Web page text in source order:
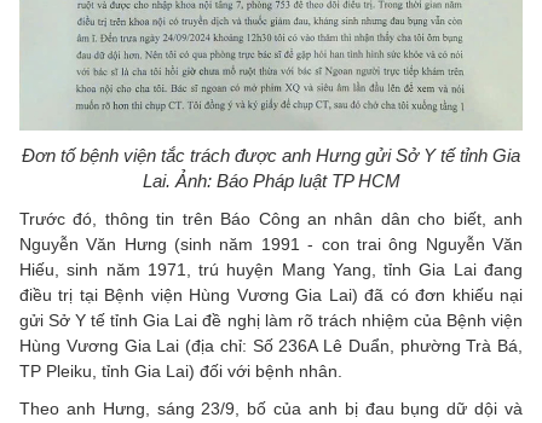
Đơn tố bệnh viện tắc trách được anh Hưng gửi Sở Y tế tỉnh Gia
Lai. Ảnh: Báo Pháp luật TP HCM
Trước đó, thông tin trên Báo Công an nhân dân cho biết, anh
Nguyễn Văn Hưng (sinh năm 1991 - con trai ông Nguyễn Văn
Hiếu, sinh năm 1971, trú huyện Mang Yang, tỉnh Gia Lai đang
điều trị tại Bệnh viện Hùng Vương Gia Lai) đã có đơn khiếu nại
gửi Sở Y tế tỉnh Gia Lai đề nghị làm rõ trách nhiệm của Bệnh viện
Hùng Vương Gia Lai (địa chỉ: Số 236A Lê Duẩn, phường Trà Bá,
TP Pleiku, tỉnh Gia Lai) đối với bệnh nhân.
Theo anh Hưng, sáng 23/9, bố của anh bị đau bụng dữ dội và